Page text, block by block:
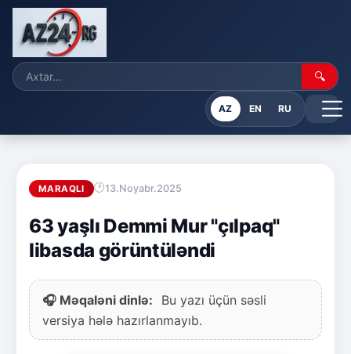
🔍
AZ EN RU
MARAQLI 13.Noyabr.2025
63 yaşlı Demmi Mur "çılpaq"
libasda görüntüləndi
🎧 Məqaləni dinlə:
Bu yazı üçün səsli
versiya hələ hazırlanmayıb.